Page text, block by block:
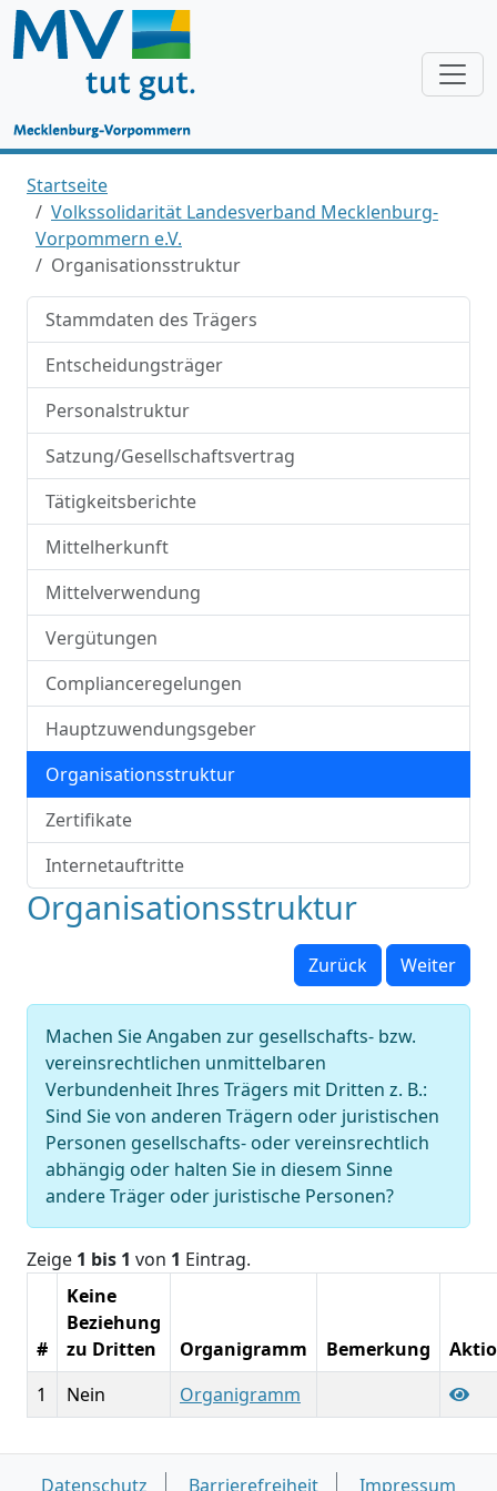
Startseite
Volkssolidarität Landesverband Mecklenburg-
Vorpommern e.V.
Organisationsstruktur
Stammdaten des Trägers
Entscheidungsträger
Personalstruktur
Satzung/Gesellschaftsvertrag
Tätigkeitsberichte
Mittelherkunft
Mittelverwendung
Vergütungen
Complianceregelungen
Hauptzuwendungsgeber
Organisationsstruktur
Zertifikate
Internetauftritte
Organisationsstruktur
Zurück Weiter
Machen Sie Angaben zur gesellschafts- bzw.
vereinsrechtlichen unmittelbaren
Verbundenheit Ihres Trägers mit Dritten z. B.:
Sind Sie von anderen Trägern oder juristischen
Personen gesellschafts- oder vereinsrechtlich
abhängig oder halten Sie in diesem Sinne
andere Träger oder juristische Personen?
Zeige 1 bis 1 von 1 Eintrag.
#
Keine
Beziehung
zu Dritten
Organigramm Bemerkung
1
Nein Organigramm
Datenschutz Barrierefreiheit Impressum